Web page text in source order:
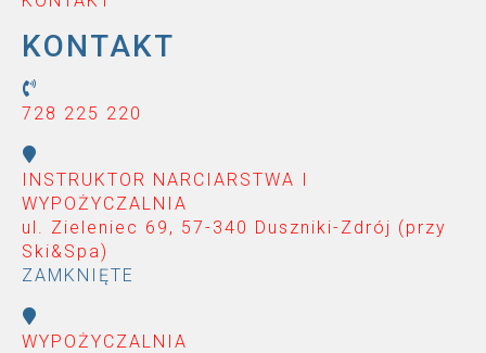
KONTAKT
728 225 220
INSTRUKTOR NARCIARSTWA I
WYPOŻYCZALNIA
ul. Zieleniec 69, 57-340 Duszniki-Zdrój (przy
Ski&Spa)
ZAMKNIĘTE
WYPOŻYCZALNIA